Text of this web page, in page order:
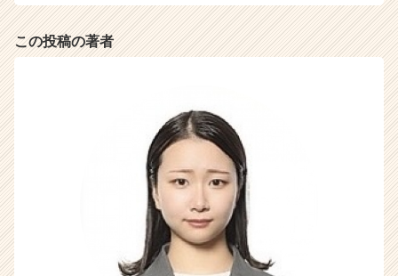
この投稿の著者